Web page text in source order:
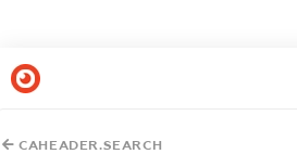
CAHEADER.SEARCH